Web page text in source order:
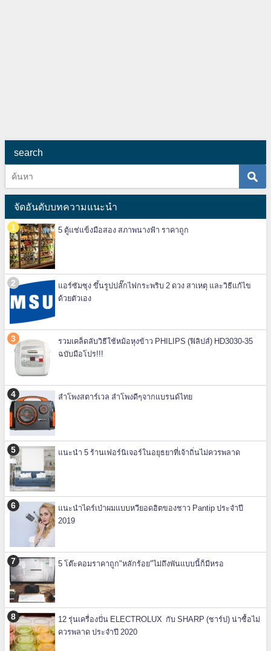
search
จัดอันดับบทความแนะนำ
5 ตู้แช่แข็งมือสอง สภาพนางฟ้า ราคาถูก
แอร์ซัมซุง ขึ้นรูปปลั๊กไฟกระพริบ 2 ดวง สาเหตุ และวิธีแก้ไข
ด้วยตัวเอง
รวมเคล็ดลับวิธีใช้หม้อหุงข้าว PHILIPS (ฟิลิปส์) HD3030-35
ฉบับมือโปร!!!
ลำโพงสตาร์เวล ลำโพงดีๆจากแบรนด์ไทย
แนะนำ 5 ร้านเฟอร์นิเจอร์ในอยุธยาที่เจ้าถิ่นไม่ควรพลาด
แนะนำไดร์เป่าผมแบบหวียอดฮิตของชาว Pantip ประจำปี
2019
5 โต๊ะคอมราคาถูก"หลักร้อย"ไม่ถึงพันแบบนี้ก็มีหรอ
12 รุ่นเครื่องปั่น ELECTROLUX กับ SHARP (ชาร์ป) น่าซื้อไม่
ควรพลาด ประจำปี 2020